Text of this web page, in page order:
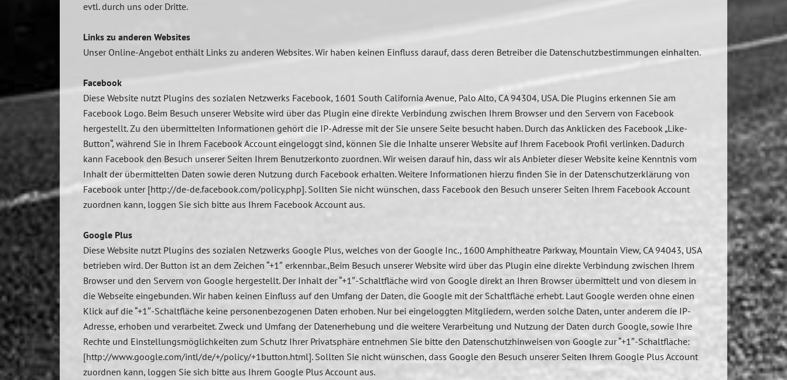
evtl. durch uns oder Dritte.
Links zu anderen Websites
Unser Online-Angebot enthält Links zu anderen Websites. Wir haben keinen Einfluss darauf, dass deren Betreiber die Datenschutzbestimmungen einhalten.
Facebook
Diese Website nutzt Plugins des sozialen Netzwerks Facebook, 1601 South California Avenue, Palo Alto, CA 94304, USA. Die Plugins erkennen Sie am
Facebook Logo. Beim Besuch unserer Website wird über das Plugin eine direkte Verbindung zwischen Ihrem Browser und den Servern von Facebook
hergestellt. Zu den übermittelten Informationen gehört die IP-Adresse mit der Sie unsere Seite besucht haben. Durch das Anklicken des Facebook „Like-
Button“, während Sie in Ihrem Facebook Account eingeloggt sind, können Sie die Inhalte unserer Website auf Ihrem Facebook Profil verlinken. Dadurch
kann Facebook den Besuch unserer Seiten Ihrem Benutzerkonto zuordnen. Wir weisen darauf hin, dass wir als Anbieter dieser Website keine Kenntnis vom
Inhalt der übermittelten Daten sowie deren Nutzung durch Facebook erhalten. Weitere Informationen hierzu finden Sie in der Datenschutzerklärung von
Facebook unter [http://de-de.facebook.com/policy.php]. Sollten Sie nicht wünschen, dass Facebook den Besuch unserer Seiten Ihrem Facebook Account
zuordnen kann, loggen Sie sich bitte aus Ihrem Facebook Account aus.
Google Plus
Diese Website nutzt Plugins des sozialen Netzwerks Google Plus, welches von der Google Inc., 1600 Amphitheatre Parkway, Mountain View, CA 94043, USA
betrieben wird. Der Button ist an dem Zeichen “+1″ erkennbar.,Beim Besuch unserer Website wird über das Plugin eine direkte Verbindung zwischen Ihrem
Browser und den Servern von Google hergestellt. Der Inhalt der “+1″-Schaltfläche wird von Google direkt an Ihren Browser übermittelt und von diesem in
die Webseite eingebunden. Wir haben keinen Einfluss auf den Umfang der Daten, die Google mit der Schaltfläche erhebt. Laut Google werden ohne einen
Klick auf die “+1″-Schaltfläche keine personenbezogenen Daten erhoben. Nur bei eingeloggten Mitgliedern, werden solche Daten, unter anderem die IP-
Adresse, erhoben und verarbeitet. Zweck und Umfang der Datenerhebung und die weitere Verarbeitung und Nutzung der Daten durch Google, sowie Ihre
Rechte und Einstellungsmöglichkeiten zum Schutz Ihrer Privatsphäre entnehmen Sie bitte den Datenschutzhinweisen von Google zur “+1″-Schaltfläche:
[http://www.google.com/intl/de/+/policy/+1button.html]. Sollten Sie nicht wünschen, dass Google den Besuch unserer Seiten Ihrem Google Plus Account
zuordnen kann, loggen Sie sich bitte aus Ihrem Google Plus Account aus.